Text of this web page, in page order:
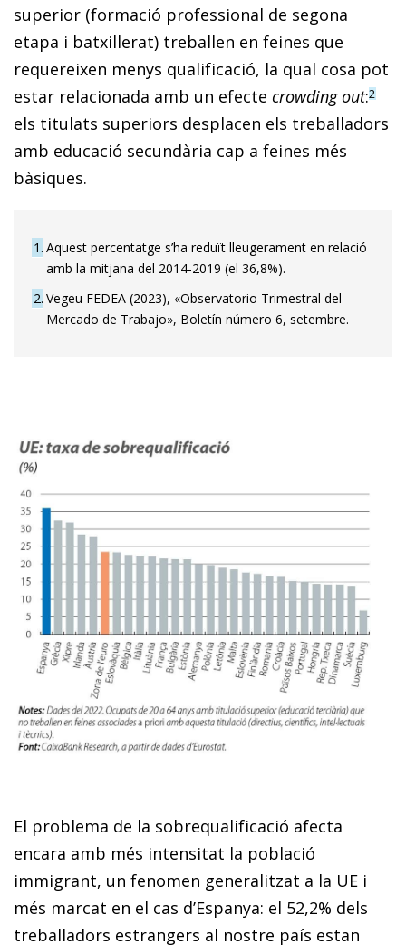
superior (formació professional de segona
etapa i batxillerat) treballen en feines que
requereixen menys qualificació, la qual cosa pot
estar relacionada amb un efecte crowding out:2
els titulats superiors desplacen els treballadors
amb educació secundària cap a feines més
bàsiques.
1 Aquest percentatge s’ha reduït lleugerament en relació
amb la mitjana del 2014-2019 (el 36,8%).
2 Vegeu FEDEA (2023), «Observatorio Trimestral del
Mercado de Trabajo», Boletín número 6, setembre.
El problema de la sobrequalificació afecta
encara amb més intensitat la població
immigrant, un fenomen generalitzat a la UE i
més marcat en el cas d’Espanya: el 52,2% dels
treballadors estrangers al nostre país estan